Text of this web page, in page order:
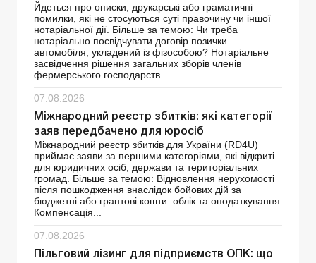
Йдеться про описки, друкарські або граматичні
помилки, які не стосуються суті правочину чи іншої
нотаріальної дії. Більше за темою: Чи треба
нотаріально посвідчувати договір позички
автомобіля, укладений із фізособою? Нотаріальне
засвідчення рішення загальних зборів членів
фермерського господарств...
07.08.2026
Міжнародний реєстр збитків: які категорії
заяв передбачено для юросіб
Міжнародний реєстр збитків для України (RD4U)
приймає заяви за першими категоріями, які відкриті
для юридичних осіб, держави та територіальних
громад. Більше за темою: Відновлення нерухомості
після пошкодження внаслідок бойових дій за
бюджетні або грантові кошти: облік та оподаткування
Компенсація...
07.08.2026
Пільговий лізинг для підприємств ОПК: що